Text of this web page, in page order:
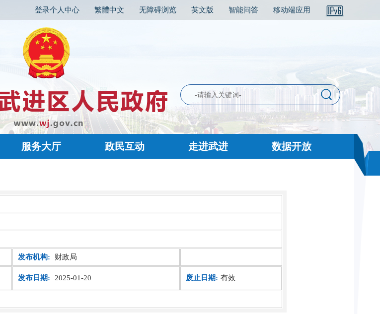
登录个人中心 繁體中文 无障碍浏览 英文版 智能问答 移动端应用
服务大厅 政民互动 走进武进 数据开放
发布机构: 财政局
发布日期: 2025-01-20 废止日期: 有效